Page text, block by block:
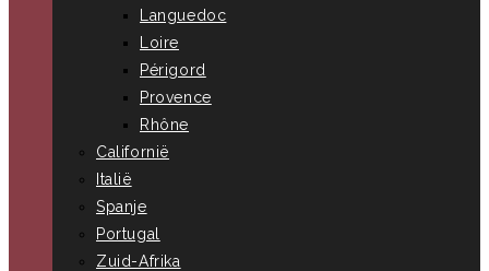
Languedoc
Loire
Périgord
Provence
Rhône
Californië
Italië
Spanje
Portugal
Zuid-Afrika